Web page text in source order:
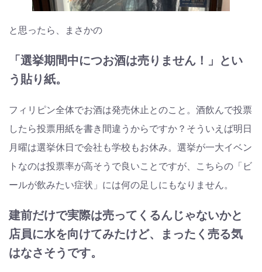
と思ったら、まさかの
「選挙期間中につお酒は売りません！」とい
う貼り紙。
フィリピン全体でお酒は発売休止とのこと。酒飲んで投票
したら投票用紙を書き間違うからですか？そういえば明日
月曜は選挙休日で会社も学校もお休み。選挙が一大イベン
トなのは投票率が高そうで良いことですが、こちらの「ビ
ールが飲みたい症状」には何の足しにもなりません。
建前だけで実際は売ってくるんじゃないかと
店員に水を向けてみたけど、まったく売る気
はなさそうです。